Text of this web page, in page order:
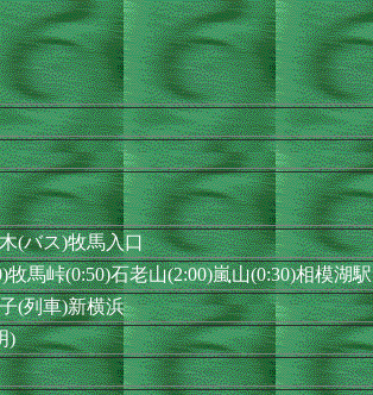
(バス)牧馬入口
馬峠(0:50)石老山(2:00)嵐山(0:30)相模湖駅
(列車)新横浜
)